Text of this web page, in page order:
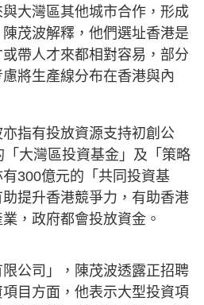
大灣區其他城市合作，形成
茂波解釋，他們選址香港是
帶人才來都相對容易，部分
將生產線分布在香港與內
指有投放資源支持初創公
大灣區投資基金」及「策略
300億元的「共同投資基
提升香港競爭力，有助香港
，政府都會投放資金。
公司」，陳茂波透露正招聘
目方面，他表示大型投資項